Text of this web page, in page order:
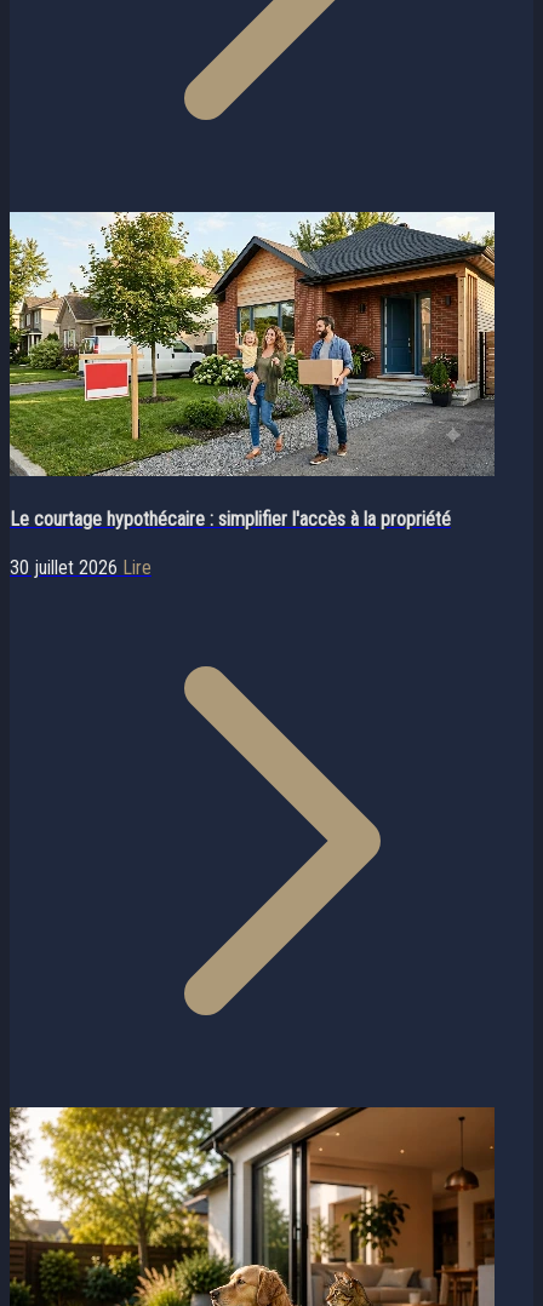
Le courtage hypothécaire : simplifier l'accès à la propriété
30 juillet 2026 Lire